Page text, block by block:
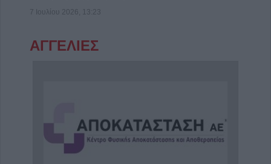
7 Ιουλίου 2026, 13:23
ΑΓΓΕΛΙΕΣ